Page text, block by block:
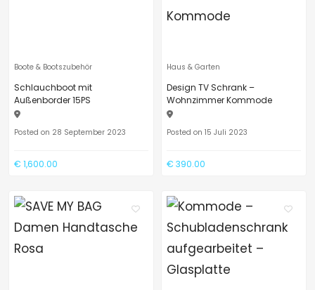
Boote & Bootszubehör
Schlauchboot mit
Außenborder 15PS
Posted on 28 September 2023
€ 1,600.00
Haus & Garten
Design TV Schrank –
Wohnzimmer Kommode
Posted on 15 Juli 2023
€ 390.00